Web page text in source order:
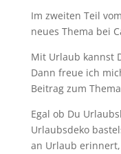
Im zweiten Teil
neues Thema bei
Mit Urlaub kannst
Dann freue ich
Beitrag zum
Egal ob Du
Urlaubsdeko
an Urlaub